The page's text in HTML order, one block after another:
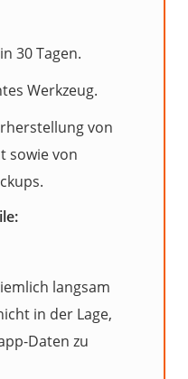
30 Tagen.
Werkzeug.
von
sowie von
langsam
in der Lage,
Daten zu